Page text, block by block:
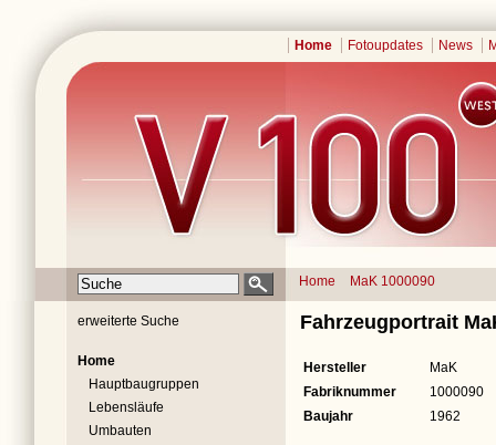
Home Fotoupdates News
Home MaK 1000090
erweiterte Suche
Home
Hauptbaugruppen
Lebensläufe
Umbauten
Fahrzeugportrait
Hersteller
MaK
Fabriknummer
1000090
Baujahr
1962